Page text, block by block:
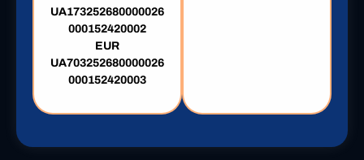
UA173252680000026
000152420002
EUR
UA703252680000026
000152420003